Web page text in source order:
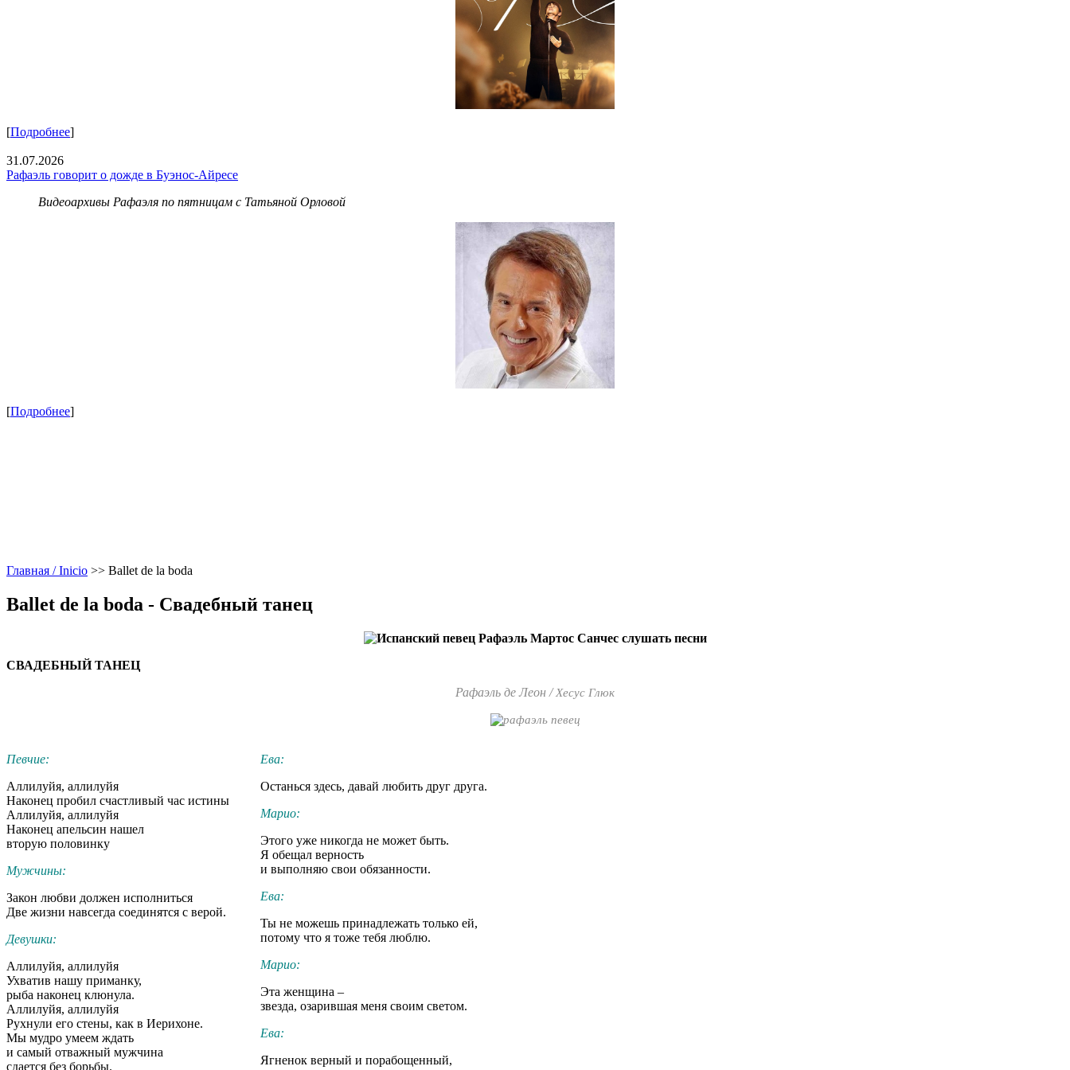
[Подробнее]
31.07.2026
Рафаэль говорит о дожде в Буэнос-Айресе
Видеоархивы Рафаэля по пятницам с Татьяной Орловой
[Подробнее]
Главная / Inicio >> Ballet de la boda
Ballet de la boda - Свадебный танец
СВАДЕБНЫЙ ТАНЕЦ
Рафаэль де Леон /Хесус Глюк
Певчие:
Аллилуйя, аллилуйя
Наконец пробил счастливый час истины
Аллилуйя, аллилуйя
Наконец апельсин нашел
вторую половинку
Мужчины:
Закон любви должен исполниться
Две жизни навсегда соединятся с верой.
Девушки:
Аллилуйя, аллилуйя
Ухватив нашу приманку,
рыба наконец клюнула.
Аллилуйя, аллилуйя
Рухнули его стены, как в Иерихоне.
Мы мудро умеем ждать
и самый отважный мужчина
сдается без борьбы.
Ева:
Останься здесь, давай любить друг друга.
Марио:
Этого уже никогда не может быть.
Я обещал верность
и выполняю свои обязанности.
Ева:
Ты не можешь принадлежать только ей,
потому что я тоже тебя люблю.
Марио:
Эта женщина –
звезда, озарившая меня своим светом.
Ева:
Ягненок верный и порабощенный,